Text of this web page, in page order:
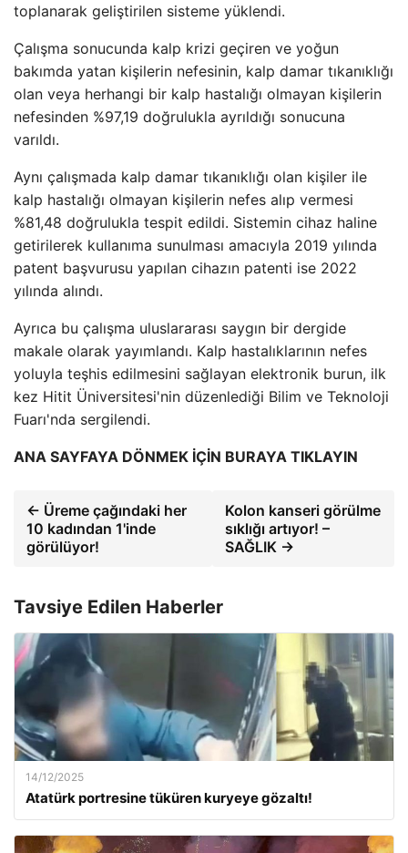
toplanarak geliştirilen sisteme yüklendi.
Çalışma sonucunda kalp krizi geçiren ve yoğun
bakımda yatan kişilerin nefesinin, kalp damar tıkanıklığı
olan veya herhangi bir kalp hastalığı olmayan kişilerin
nefesinden %97,19 doğrulukla ayrıldığı sonucuna
varıldı.
Aynı çalışmada kalp damar tıkanıklığı olan kişiler ile
kalp hastalığı olmayan kişilerin nefes alıp vermesi
%81,48 doğrulukla tespit edildi. Sistemin cihaz haline
getirilerek kullanıma sunulması amacıyla 2019 yılında
patent başvurusu yapılan cihazın patenti ise 2022
yılında alındı.
Ayrıca bu çalışma uluslararası saygın bir dergide
makale olarak yayımlandı. Kalp hastalıklarının nefes
yoluyla teşhis edilmesini sağlayan elektronik burun, ilk
kez Hitit Üniversitesi'nin düzenlediği Bilim ve Teknoloji
Fuarı'nda sergilendi.
ANA SAYFAYA DÖNMEK İÇİN BURAYA TIKLAYIN
← Üreme çağındaki her
10 kadından 1'inde
görülüyor!
Kolon kanseri görülme
sıklığı artıyor! –
SAĞLIK →
Tavsiye Edilen Haberler
14/12/2025
Atatürk portresine tüküren kuryeye gözaltı!